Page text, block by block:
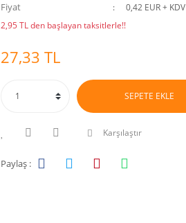
Fiyat
0,42 EUR + KDV
2,95 TL den başlayan taksitlerle!!
27,33 TL
SEPETE EKLE
Karşılaştır
Paylaş :